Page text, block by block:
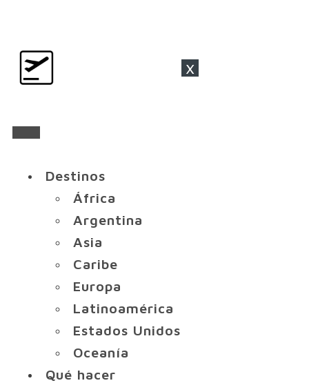
x
Destinos
África
Argentina
Asia
Caribe
Europa
Latinoamérica
Estados Unidos
Oceanía
Qué hacer